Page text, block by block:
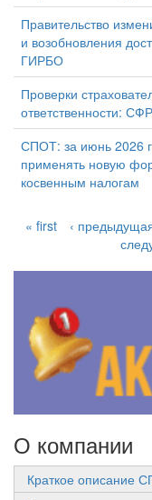
Правительство
и возобновления
ГИРБО
Проверки
ответственности:
СПОТ: за июнь 2026
применять новую
косвенным налогам
« first ‹
О компании
Краткое описание